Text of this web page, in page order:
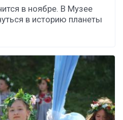
в ноябре. В Музее
в историю планеты